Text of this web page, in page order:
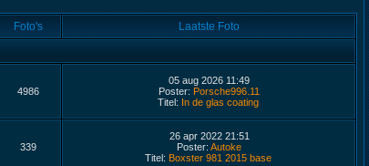
Foto's Laatste Foto
4986
05 aug 2026 11:49
Poster: Porsche996.11
Titel: In de glas coating
339
26 apr 2022 21:51
Poster: Autoke
Titel: Boxster 981 2015 base